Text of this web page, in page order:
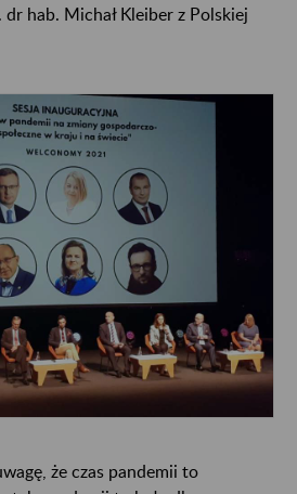
dr hab. Michał Kleiber z Polskiej
że czas pandemii to